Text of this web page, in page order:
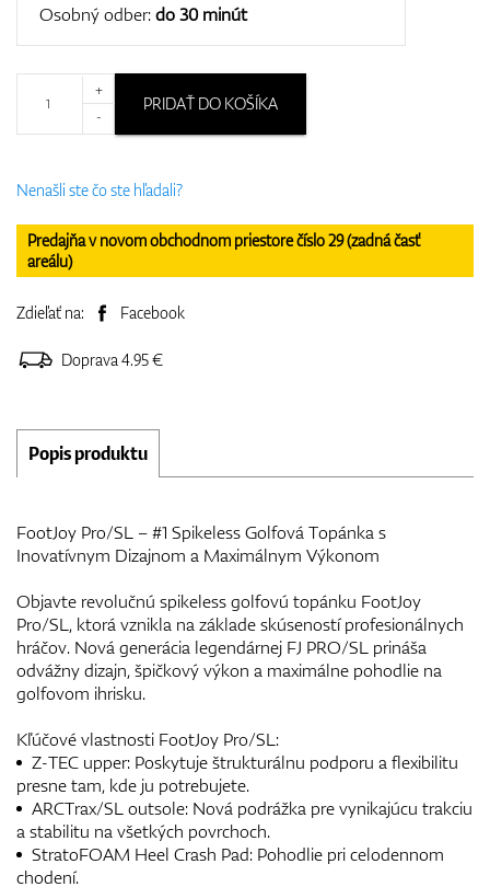
Osobný odber:do 30 minút
+
-
PRIDAŤ DO KOŠÍKA
Nenašli ste čo ste hľadali?
Predajňa v novom obchodnom priestore číslo 29 (zadná časť
areálu)
Zdieľať na: Facebook
Doprava 4.95 €
Popis produktu
FootJoy Pro/SL – #1 Spikeless Golfová Topánka s
Inovatívnym Dizajnom a Maximálnym Výkonom
Objavte revolučnú spikeless golfovú topánku FootJoy
Pro/SL, ktorá vznikla na základe skúseností profesionálnych
hráčov. Nová generácia legendárnej FJ PRO/SL prináša
odvážny dizajn, špičkový výkon a maximálne pohodlie na
golfovom ihrisku.
Kľúčové vlastnosti FootJoy Pro/SL:
Z-TEC upper: Poskytuje štrukturálnu podporu a flexibilitu
presne tam, kde ju potrebujete.
ARCTrax/SL outsole: Nová podrážka pre vynikajúcu trakciu
a stabilitu na všetkých povrchoch.
StratoFOAM Heel Crash Pad: Pohodlie pri celodennom
chodení.